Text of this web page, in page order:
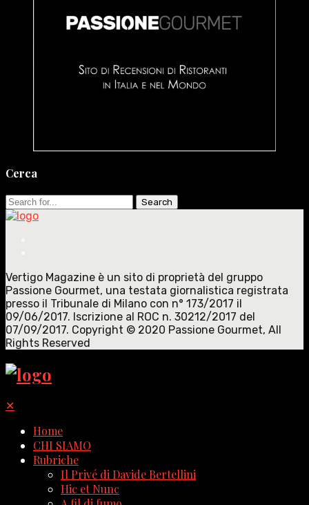
Cerca
Search
for:
Vertigo Magazine è un sito di proprietà del gruppo
Passione Gourmet, una testata giornalistica registrata
presso il Tribunale di Milano con n° 173/2017 il
09/06/2017. Iscrizione al ROC n. 30212/2017 del
07/09/2017. Copyright © 2020 Passione Gourmet, All
Rights Reserved
✕
Home
CHI SIAMO
Rubriche
Il Privé di Davide Bertellini
Hic et Nunc